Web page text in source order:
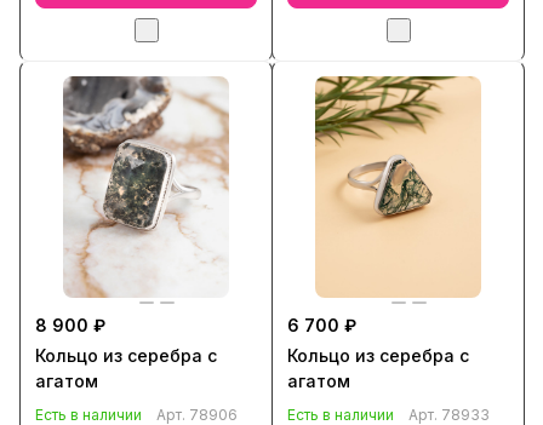
8 900 ₽
Кольцо из серебра с
агатом
Есть в наличии Арт. 78906
6 700 ₽
Кольцо из серебра с
агатом
Есть в наличии Арт. 78933